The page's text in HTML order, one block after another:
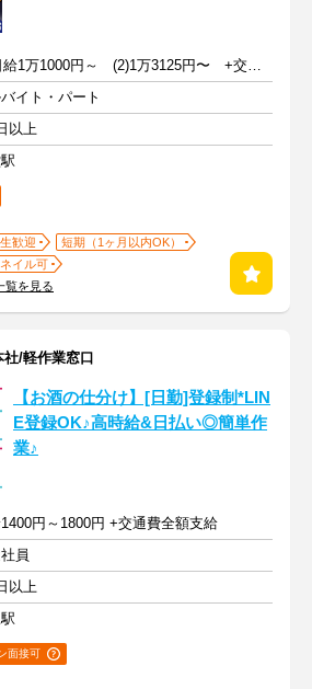
(1)日給1万1000円～ (2)1万3125円〜 +交通費全額支給
イト・パート
以上
歓迎
短期（1ヶ月以内OK）
ネイル可
覧を見る
/軽作業窓口
【お酒の仕分け】[日勤]登録制*LIN
E登録OK♪高時給&日払い◎簡単作
業♪
円～1800円 +交通費全額支給
員
以上
面接可